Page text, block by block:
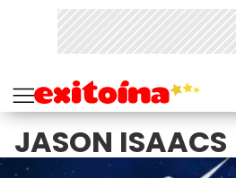
JASON ISAACS